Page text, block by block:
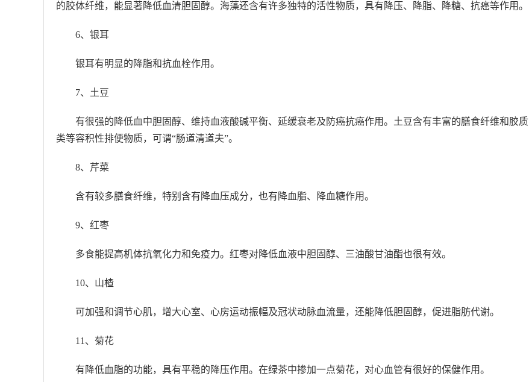
的胶体纤维，能显著降低血清胆固醇。海藻还含有许多独特的活性物质，具有降压、降脂、降糖、抗癌等作用。
6、银耳
银耳有明显的降脂和抗血栓作用。
7、土豆
有很强的降低血中胆固醇、维持血液酸碱平衡、延缓衰老及防癌抗癌作用。土豆含有丰富的膳食纤维和胶质
类等容积性排便物质，可谓“肠道清道夫”。
8、芹菜
含有较多膳食纤维，特别含有降血压成分，也有降血脂、降血糖作用。
9、红枣
多食能提高机体抗氧化力和免疫力。红枣对降低血液中胆固醇、三油酸甘油酯也很有效。
10、山楂
可加强和调节心肌，增大心室、心房运动振幅及冠状动脉血流量，还能降低胆固醇，促进脂肪代谢。
11、菊花
有降低血脂的功能，具有平稳的降压作用。在绿茶中掺加一点菊花，对心血管有很好的保健作用。